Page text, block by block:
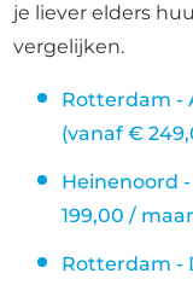
je liever elders
vergelijken.
Rotterdam -
(vanaf €
Heinenoord
199,00 /
Rotterdam -